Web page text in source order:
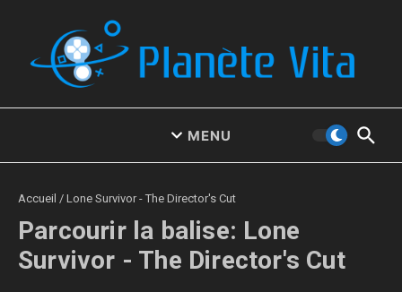
MENU
Accueil / Lone Survivor - The Director's Cut
Parcourir la balise: Lone
Survivor - The Director's Cut